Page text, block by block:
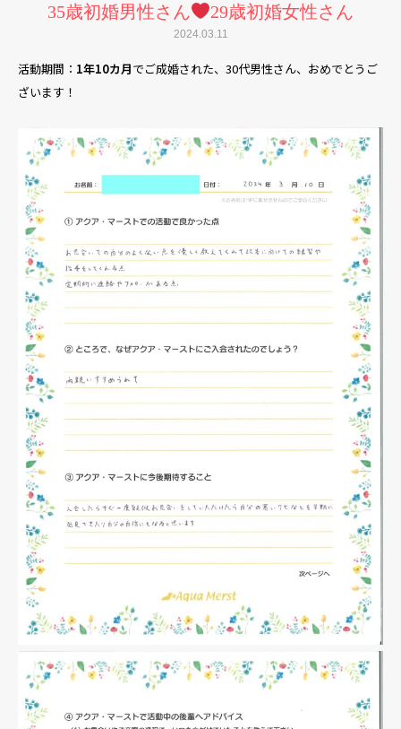
35歳初婚男性さん 29歳初婚女性さん
2024.03.11
活動期間： 1年10カ月でご成婚された、30代男性さん、おめでとうご
ざいます！